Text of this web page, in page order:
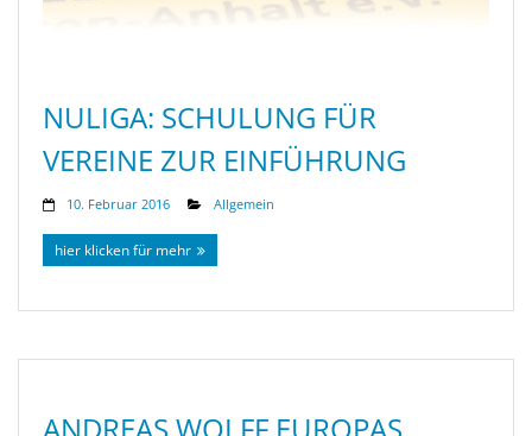
NULIGA: SCHULUNG FÜR
VEREINE ZUR EINFÜHRUNG
10. Februar 2016 Allgemein
hier klicken für mehr